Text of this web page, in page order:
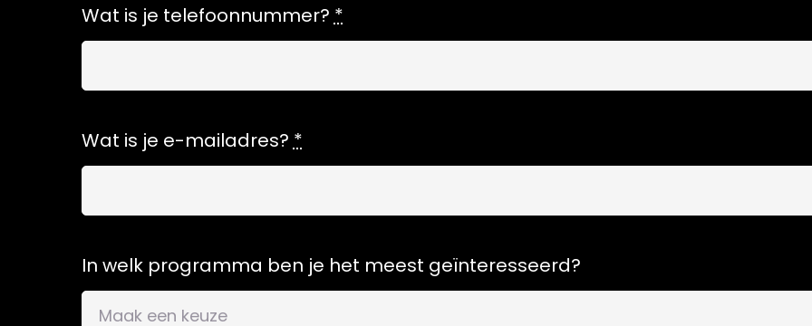
Wat is je telefoonnummer? *
Wat is je e-mailadres? *
In welk programma ben je het meest geïnteresseerd?